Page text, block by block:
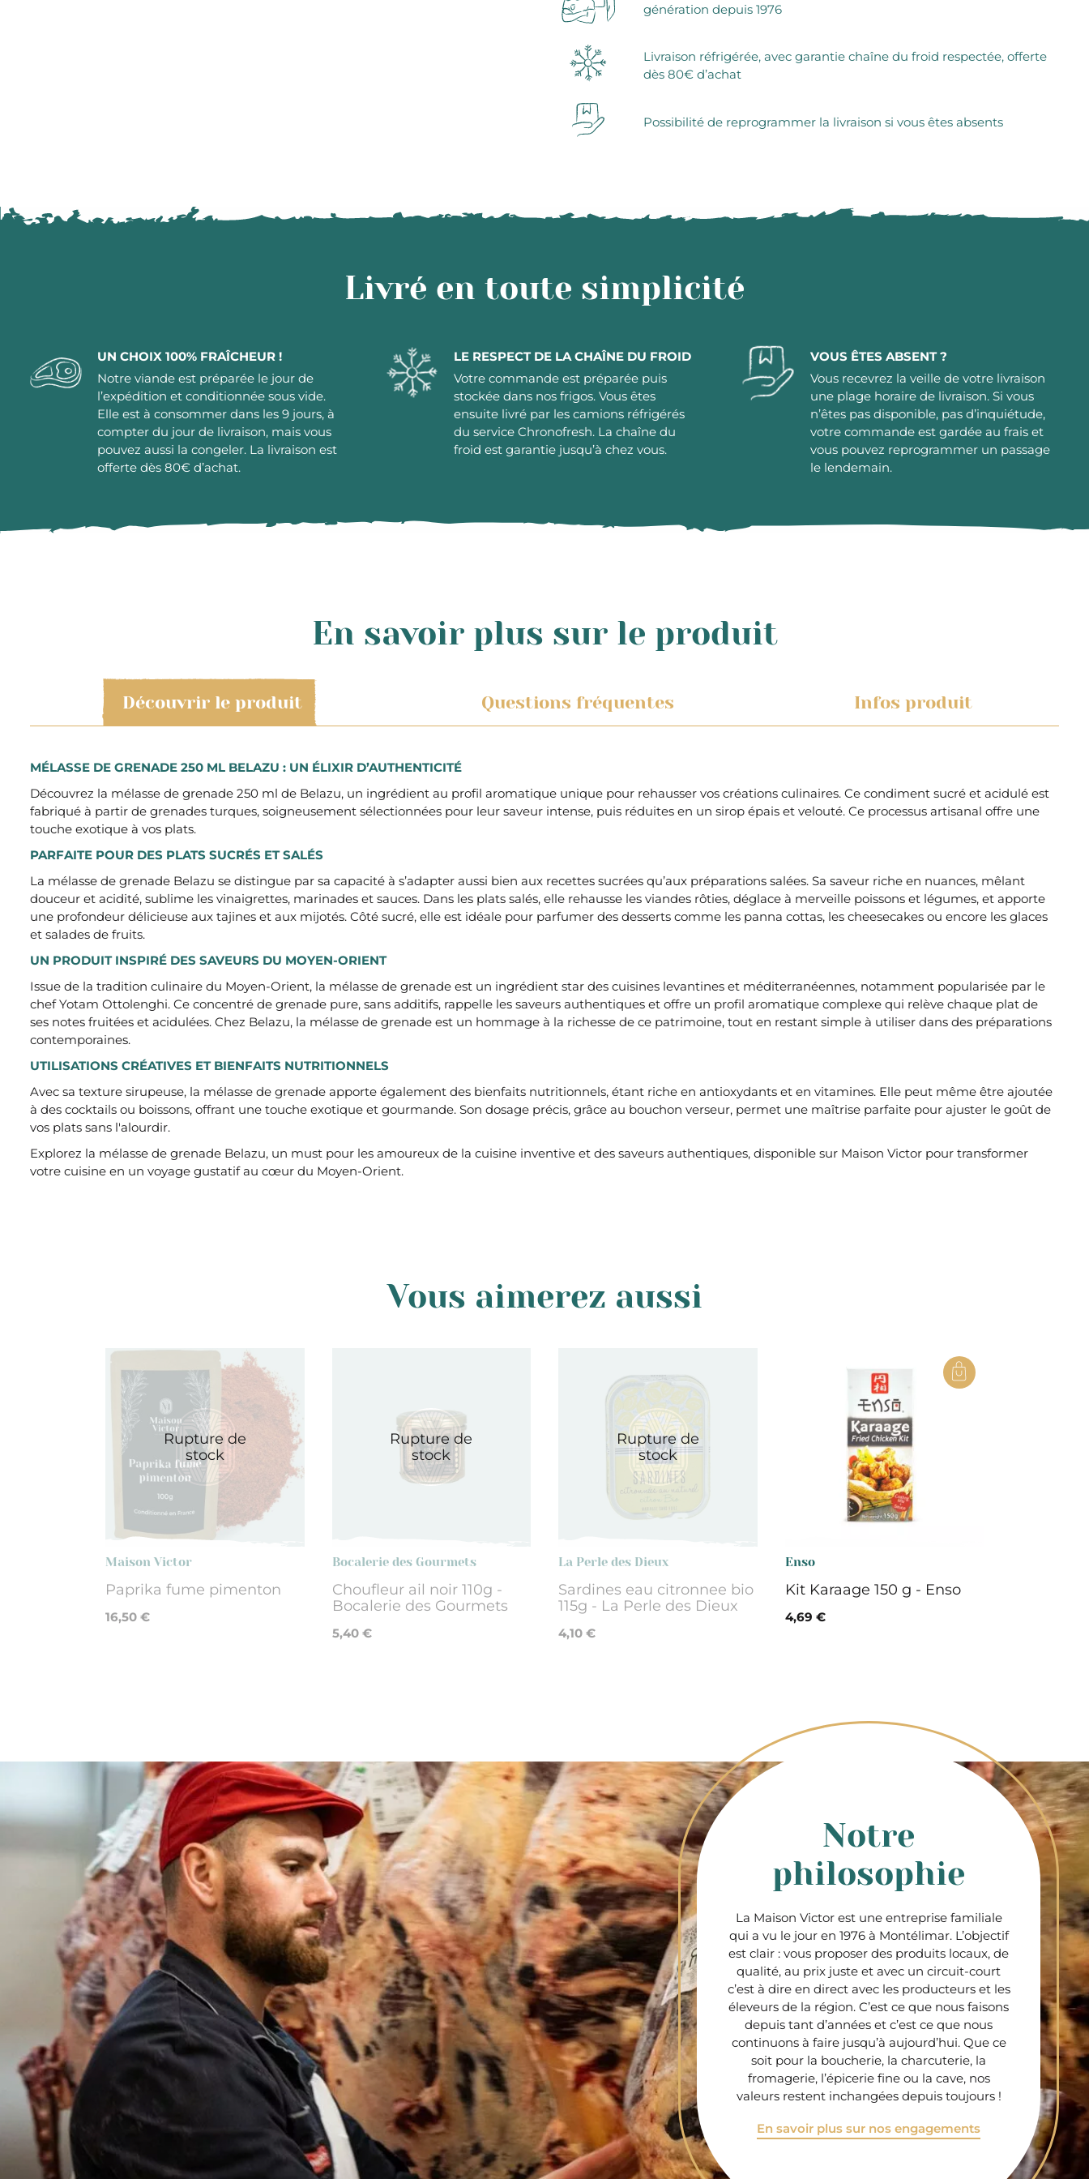
génération depuis 1976
Livraison réfrigérée, avec garantie chaîne du froid respectée, offerte
dès 80€ d’achat
Possibilité de reprogrammer la livraison si vous êtes absents
Livré en toute simplicité
UN CHOIX 100% FRAÎCHEUR !
Notre viande est préparée le jour de
l’expédition et conditionnée sous vide.
Elle est à consommer dans les 9 jours, à
compter du jour de livraison, mais vous
pouvez aussi la congeler. La livraison est
offerte dès 80€ d’achat.
LE RESPECT DE LA CHAÎNE DU FROID
Votre commande est préparée puis
stockée dans nos frigos. Vous êtes
ensuite livré par les camions réfrigérés
du service Chronofresh. La chaîne du
froid est garantie jusqu’à chez vous.
VOUS ÊTES ABSENT ?
Vous recevrez la veille de votre livraison
une plage horaire de livraison. Si vous
n’êtes pas disponible, pas d’inquiétude,
votre commande est gardée au frais et
vous pouvez reprogrammer un passage
le lendemain.
En savoir plus sur le produit
Découvrir le produit Questions fréquentes Infos produit
MÉLASSE DE GRENADE 250 ML BELAZU : UN ÉLIXIR D’AUTHENTICITÉ
Découvrez la mélasse de grenade 250 ml de Belazu, un ingrédient au profil aromatique unique pour rehausser vos créations culinaires. Ce condiment sucré et acidulé est
fabriqué à partir de grenades turques, soigneusement sélectionnées pour leur saveur intense, puis réduites en un sirop épais et velouté. Ce processus artisanal offre une
touche exotique à vos plats.
PARFAITE POUR DES PLATS SUCRÉS ET SALÉS
La mélasse de grenade Belazu se distingue par sa capacité à s’adapter aussi bien aux recettes sucrées qu’aux préparations salées. Sa saveur riche en nuances, mêlant
douceur et acidité, sublime les vinaigrettes, marinades et sauces. Dans les plats salés, elle rehausse les viandes rôties, déglace à merveille poissons et légumes, et apporte
une profondeur délicieuse aux tajines et aux mijotés. Côté sucré, elle est idéale pour parfumer des desserts comme les panna cottas, les cheesecakes ou encore les glaces
et salades de fruits.
UN PRODUIT INSPIRÉ DES SAVEURS DU MOYEN-ORIENT
Issue de la tradition culinaire du Moyen-Orient, la mélasse de grenade est un ingrédient star des cuisines levantines et méditerranéennes, notamment popularisée par le
chef Yotam Ottolenghi. Ce concentré de grenade pure, sans additifs, rappelle les saveurs authentiques et offre un profil aromatique complexe qui relève chaque plat de
ses notes fruitées et acidulées. Chez Belazu, la mélasse de grenade est un hommage à la richesse de ce patrimoine, tout en restant simple à utiliser dans des préparations
contemporaines.
UTILISATIONS CRÉATIVES ET BIENFAITS NUTRITIONNELS
Avec sa texture sirupeuse, la mélasse de grenade apporte également des bienfaits nutritionnels, étant riche en antioxydants et en vitamines. Elle peut même être ajoutée
à des cocktails ou boissons, offrant une touche exotique et gourmande. Son dosage précis, grâce au bouchon verseur, permet une maîtrise parfaite pour ajuster le goût de
vos plats sans l'alourdir.
Explorez la mélasse de grenade Belazu, un must pour les amoureux de la cuisine inventive et des saveurs authentiques, disponible sur Maison Victor pour transformer
votre cuisine en un voyage gustatif au cœur du Moyen-Orient.
Vous aimerez aussi
Rupture de
stock
Maison Victor
Paprika fume pimenton
16,50 €
Rupture de
stock
Bocalerie des Gourmets
Choufleur ail noir 110g -
Bocalerie des Gourmets
5,40 €
Rupture de
stock
La Perle des Dieux
Sardines eau citronnee bio
115g - La Perle des Dieux
4,10 €
Enso
Kit Karaage 150 g - Enso
4,69 €
Notre
philosophie
La Maison Victor est une entreprise familiale
qui a vu le jour en 1976 à Montélimar. L’objectif
est clair : vous proposer des produits locaux, de
qualité, au prix juste et avec un circuit-court
c’est à dire en direct avec les producteurs et les
éleveurs de la région. C’est ce que nous faisons
depuis tant d’années et c’est ce que nous
continuons à faire jusqu’à aujourd’hui. Que ce
soit pour la boucherie, la charcuterie, la
fromagerie, l’épicerie fine ou la cave, nos
valeurs restent inchangées depuis toujours !
En savoir plus sur nos engagements